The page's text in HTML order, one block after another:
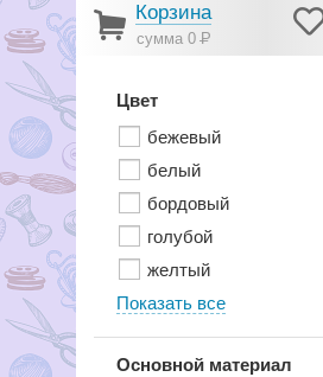
Корзина
сумма 0Р
Цвет
бежевый
белый
бордовый
голубой
желтый
Показать все
Основной материал